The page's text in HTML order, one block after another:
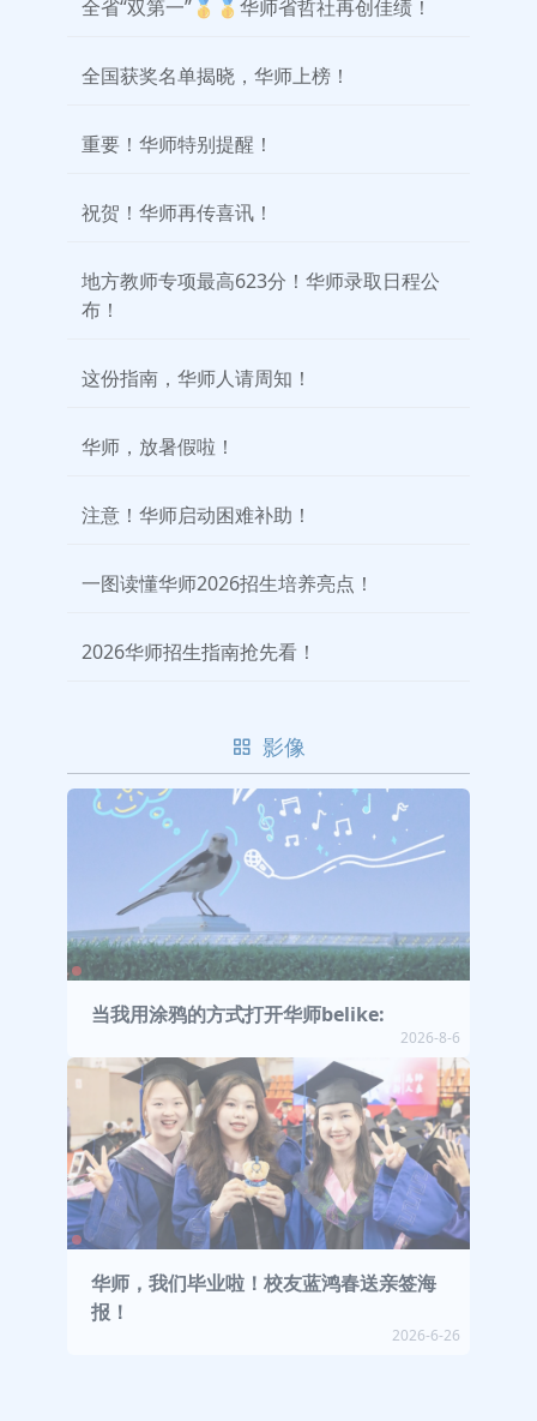
全国获奖名单揭晓，华师上榜！
重要！华师特别提醒！
祝贺！华师再传喜讯！
地方教师专项最高623分！华师录取日程公
布！
这份指南，华师人请周知！
华师，放暑假啦！
注意！华师启动困难补助！
一图读懂华师2026招生培养亮点！
2026华师招生指南抢先看！
影像
当我用涂鸦的方式打开华师belike:
2026-8-6
华师，我们毕业啦！校友蓝鸿春送亲签海
报！
2026-6-26